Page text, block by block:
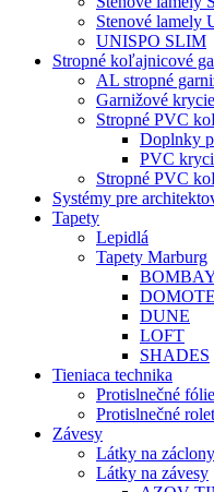
Stenové lamely
UNISPO SLIM
Stropné koľajnicové
AL stropné
Garnižové
Stropné PVC
Doplnky
PVC
Stropné PVC
Systémy pre
Tapety
Lepidlá
Tapety Marburg
DUNE
LOFT
SHADES
Tieniaca technika
Protislnečné
Protislnečné
Závesy
Látky na záclony
Látky na závesy